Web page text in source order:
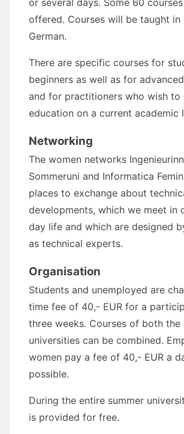
or several days. Some 60
offered. Courses will be taught in
German.
There are specific courses for
beginners as well as for
and for practitioners who wish
education on a current academic
Networking
The women networks
Sommeruni and Informatica
places to exchange about
developments, which we meet in
day life and which are designed
as technical experts.
Organisation
Students and unemployed are
time fee of 40,- EUR for a
three weeks. Courses of both the
universities can be combined.
women pay a fee of 40,- EUR a
possible.
During the entire summer
is provided for free.